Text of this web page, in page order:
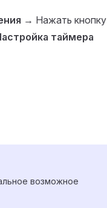
→ Нажать кнопку
таймера
возможное